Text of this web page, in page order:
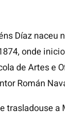
Díaz naceu
onde
de Artes e
Román
trasladouse a